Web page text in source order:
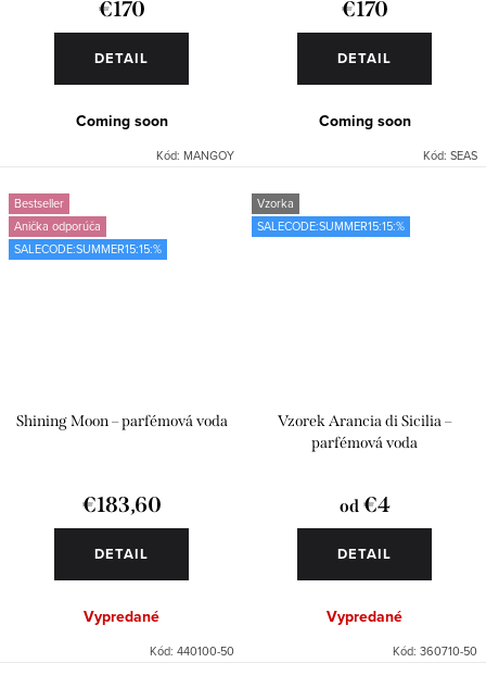
€170
DETAIL
Coming soon
Kód: MANGOY
€170
DETAIL
Coming soon
Kód: SEAS
Bestseller
Anička odporúča
SALECODE:SUMMER15:15:%
Shining Moon – parfémová voda
€183,60
DETAIL
Vypredané
Kód: 440100-50
Vzorka
SALECODE:SUMMER15:15:%
Vzorek Arancia di Sicilia –
parfémová voda
od€4
DETAIL
Vypredané
Kód: 360710-50